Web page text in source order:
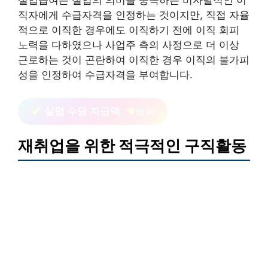
직자에게 수급자격을 인정하는 것이지만, 직접 자율
적으로 이직한 경우에도 이직하기 전에 이직 회피
노력을 다하였으나 사업주 측의 사정으로 더 이상
근로하는 것이 곤란하여 이직한 경우 이직의 불가피
성을 인정하여 수급자격을 부여합니다.
재취업을 위한 적극적인 구직활동